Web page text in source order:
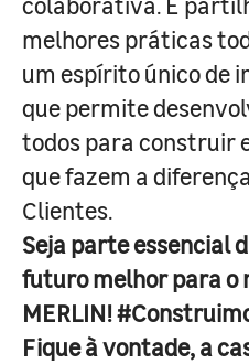
melhores práticas
um espírito único de
que permite
todos para construir
que fazem a
Clientes.
Seja parte essencial
futuro melhor para o
MERLIN!
Fique à vontade, a